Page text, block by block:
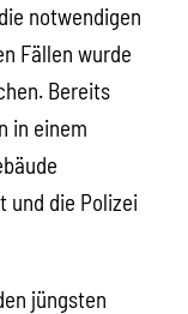
notwendigen
Fällen wurde
Bereits
in einem
und die Polizei
jüngsten